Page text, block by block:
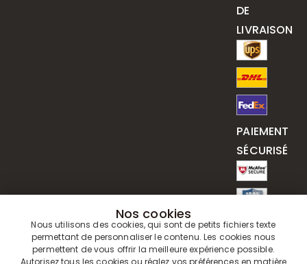
DE
LIVRAISON
PAIEMENT
SÉCURISÉ
Nos cookies
Nous utilisons des cookies, qui sont de petits fichiers texte
permettant de personnaliser le contenu. Les cookies nous
permettent de vous offrir la meilleure expérience possible.
Autorisez tous les cookies ou réglez vos préférences en matière